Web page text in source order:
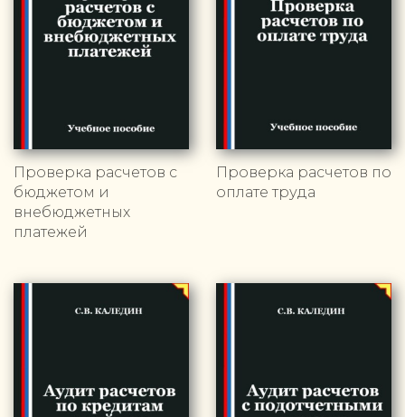
Проверка расчетов с
бюджетом и
внебюджетных
платежей
Проверка расчетов по
оплате труда